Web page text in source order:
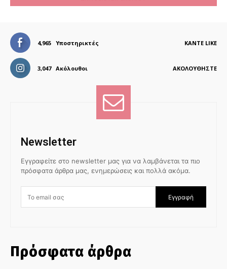
4,965 Υποστηρικτές ΚΆΝΤΕ LIKE
3,047 Ακόλουθοι ΑΚΟΛΟΥΘΉΣΤΕ
Newsletter
Εγγραφείτε στο newsletter μας για να λαμβάνεται τα πιο
πρόσφατα άρθρα μας, ενημερώσεις και πολλά ακόμα.
Εγγραφή
Πρόσφατα άρθρα